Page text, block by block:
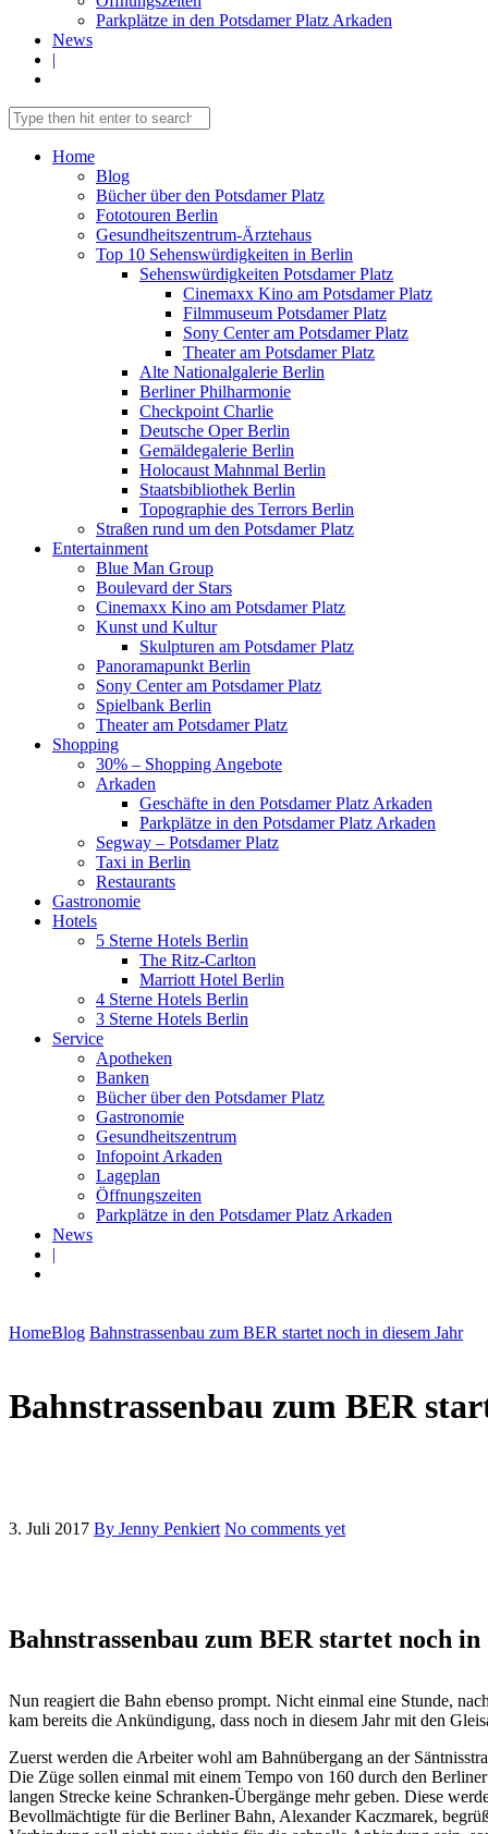
Parkplätze in den Potsdamer Platz Arkaden
News
|
Home
Blog
Bücher über den Potsdamer Platz
Fototouren Berlin
Gesundheitszentrum-Ärztehaus
Top 10 Sehenswürdigkeiten in Berlin
Sehenswürdigkeiten Potsdamer Platz
Cinemaxx Kino am Potsdamer Platz
Filmmuseum Potsdamer Platz
Sony Center am Potsdamer Platz
Theater am Potsdamer Platz
Alte Nationalgalerie Berlin
Berliner Philharmonie
Checkpoint Charlie
Deutsche Oper Berlin
Gemäldegalerie Berlin
Holocaust Mahnmal Berlin
Staatsbibliothek Berlin
Topographie des Terrors Berlin
Straßen rund um den Potsdamer Platz
Entertainment
Blue Man Group
Boulevard der Stars
Cinemaxx Kino am Potsdamer Platz
Kunst und Kultur
Skulpturen am Potsdamer Platz
Panoramapunkt Berlin
Sony Center am Potsdamer Platz
Spielbank Berlin
Theater am Potsdamer Platz
Shopping
30% – Shopping Angebote
Arkaden
Geschäfte in den Potsdamer Platz Arkaden
Parkplätze in den Potsdamer Platz Arkaden
Segway – Potsdamer Platz
Taxi in Berlin
Restaurants
Gastronomie
Hotels
5 Sterne Hotels Berlin
The Ritz-Carlton
Marriott Hotel Berlin
4 Sterne Hotels Berlin
3 Sterne Hotels Berlin
Service
Apotheken
Banken
Bücher über den Potsdamer Platz
Gastronomie
Gesundheitszentrum
Infopoint Arkaden
Lageplan
Öffnungszeiten
Parkplätze in den Potsdamer Platz Arkaden
News
|
HomeBlog Bahnstrassenbau zum BER startet noch in diesem Jahr
Bahnstrassenbau zum BER
3. Juli 2017 By Jenny Penkiert No comments yet
Bahnstrassenbau zum BER startet noch
Nun reagiert die Bahn ebenso prompt. Nicht einmal eine Stunde,
kam bereits die Ankündigung, dass noch in diesem Jahr mit den
Zuerst werden die Arbeiter wohl am Bahnübergang an der
Die Züge sollen einmal mit einem Tempo von 160 durch den
langen Strecke keine Schranken-Übergänge mehr geben. Diese
Bevollmächtigte für die Berliner Bahn, Alexander Kaczmarek,